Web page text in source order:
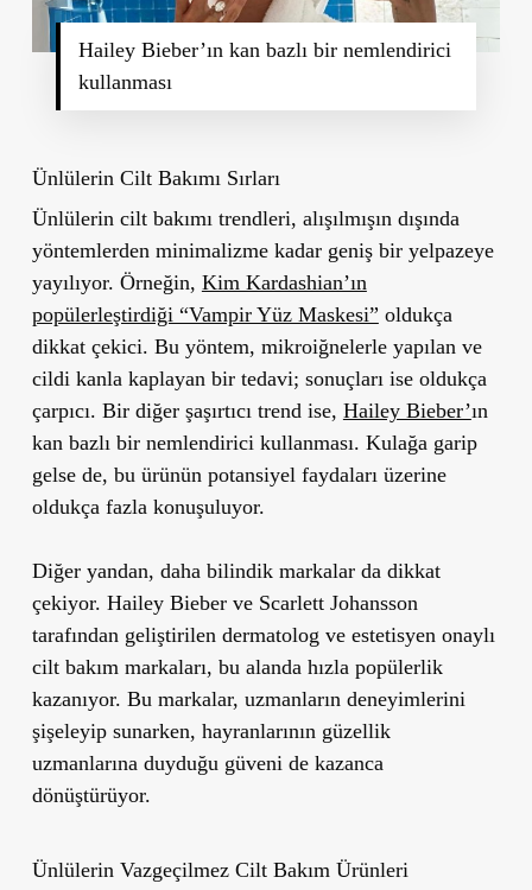
Hailey Bieber’ın kan bazlı bir nemlendirici
kullanması
Ünlülerin Cilt Bakımı Sırları
Ünlülerin cilt bakımı trendleri, alışılmışın dışında
yöntemlerden minimalizme kadar geniş bir yelpazeye
yayılıyor. Örneğin, Kim Kardashian’ın
popülerleştirdiği “Vampir Yüz Maskesi” oldukça
dikkat çekici. Bu yöntem, mikroiğnelerle yapılan ve
cildi kanla kaplayan bir tedavi; sonuçları ise oldukça
çarpıcı. Bir diğer şaşırtıcı trend ise, Hailey Bieber’ın
kan bazlı bir nemlendirici kullanması. Kulağa garip
gelse de, bu ürünün potansiyel faydaları üzerine
oldukça fazla konuşuluyor.
Diğer yandan, daha bilindik markalar da dikkat
çekiyor. Hailey Bieber ve Scarlett Johansson
tarafından geliştirilen dermatolog ve estetisyen onaylı
cilt bakım markaları, bu alanda hızla popülerlik
kazanıyor. Bu markalar, uzmanların deneyimlerini
şişeleyip sunarken, hayranlarının güzellik
uzmanlarına duyduğu güveni de kazanca
dönüştürüyor.
Ünlülerin Vazgeçilmez Cilt Bakım Ürünleri